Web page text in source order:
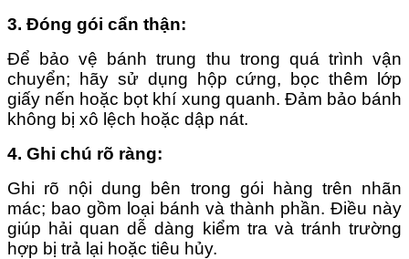
3. Đóng gói cẩn thận:
Để bảo vệ bánh trung thu trong quá trình vận
chuyển; hãy sử dụng hộp cứng, bọc thêm lớp
giấy nến hoặc bọt khí xung quanh. Đảm bảo bánh
không bị xô lệch hoặc dập nát.
4. Ghi chú rõ ràng:
Ghi rõ nội dung bên trong gói hàng trên nhãn
mác; bao gồm loại bánh và thành phần. Điều này
giúp hải quan dễ dàng kiểm tra và tránh trường
hợp bị trả lại hoặc tiêu hủy.